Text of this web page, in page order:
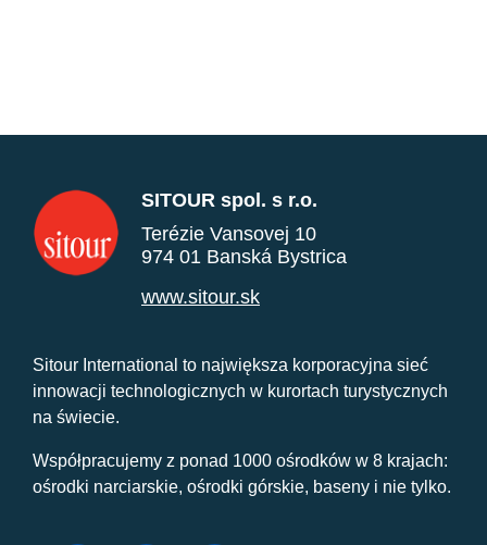
SITOUR spol. s r.o.
Terézie Vansovej 10
974 01 Banská Bystrica
www.sitour.sk
Sitour International to największa korporacyjna sieć
innowacji technologicznych w kurortach turystycznych
na świecie.
Współpracujemy z ponad 1000 ośrodków w 8 krajach:
ośrodki narciarskie, ośrodki górskie, baseny i nie tylko.